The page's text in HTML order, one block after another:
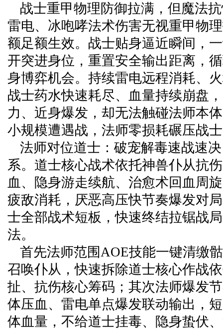
战士重甲物理防御拉满，但魔法
雷电、冰咆哮法术伤害无视重甲物
额足额生效。战士贴身逼近瞬间，
开突进身位，重置安全输出距离，
身博弈机会。持续雷电远程消耗、
战士药水快速耗尽、血量持续崩盘
力、近身爆发，却无法触碰法师本
小规模遭遇战，法师零损耗碾压战
法师对位道士：破宠解毒速战速
系。道士核心战术依托神兽仆从抗
血、隐身游走续航、治愈术回血周
疲敌消耗，厌恶高压快节奏爆发对
士全部战术短板，快速终结拉锯战
法。
首先法师范围AOE技能一键清缴
召唤仆从，快速拆除道士核心作战
扯、抗伤核心筹码；其次法师爆发
体压血、雷电单点爆发联动输出，
体血量，不给道士挂毒、隐身蛰伏